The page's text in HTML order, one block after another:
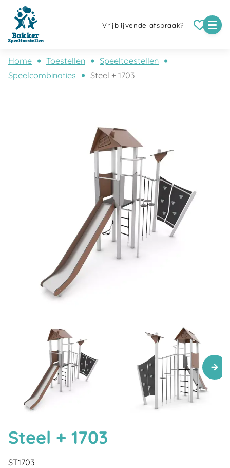
Vrijblijvende afspraak?
Home Toestellen
Speeltoestellen
Speelcombinaties
Steel + 1703
Steel + 1703
ST1703